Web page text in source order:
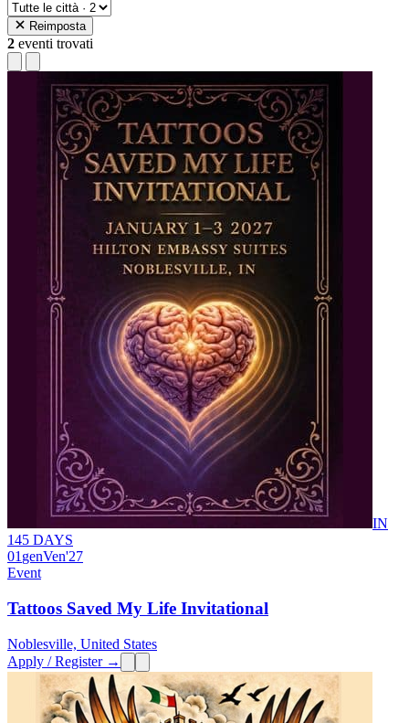
Reimposta
2 eventi trovati
IN
145 DAYS
01 genVen'27
Event
Tattoos Saved My Life Invitational
Noblesville, United States
Apply / Register →